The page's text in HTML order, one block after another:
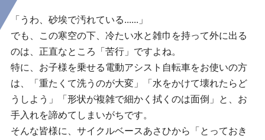
「うわ、砂埃で汚れている......」
でも、この寒空の下、冷たい水と雑巾を持って外に出る
のは、正直なところ「苦行」ですよね。
特に、お子様を乗せる電動アシスト自転車をお使いの方
は、「重たくて洗うのが大変」「水をかけて壊れたらど
うしよう」「形状が複雑で細かく拭くのは面倒」と、お
手入れを諦めてしまいがちです。
そんな皆様に、サイクルベースあさひから「とっておき